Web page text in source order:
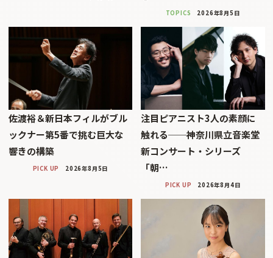
TOPICS 2026年8月5日
佐渡裕＆新日本フィルがブル
ックナー第5番で挑む巨大な
響きの構築
PICK UP 2026年8月5日
注目ピアニスト3人の素顔に
触れる──神奈川県立音楽堂
新コンサート・シリーズ
「朝…
PICK UP 2026年8月4日